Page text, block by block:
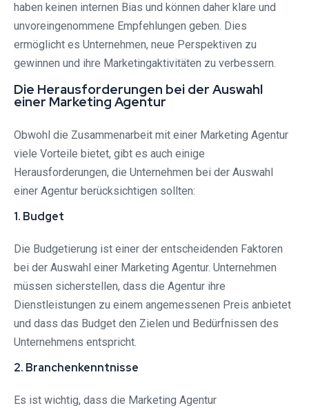
haben keinen internen Bias und können daher klare und
unvoreingenommene Empfehlungen geben. Dies
ermöglicht es Unternehmen, neue Perspektiven zu
gewinnen und ihre Marketingaktivitäten zu verbessern.
Die Herausforderungen bei der Auswahl
einer Marketing Agentur
Obwohl die Zusammenarbeit mit einer Marketing Agentur
viele Vorteile bietet, gibt es auch einige
Herausforderungen, die Unternehmen bei der Auswahl
einer Agentur berücksichtigen sollten:
1. Budget
Die Budgetierung ist einer der entscheidenden Faktoren
bei der Auswahl einer Marketing Agentur. Unternehmen
müssen sicherstellen, dass die Agentur ihre
Dienstleistungen zu einem angemessenen Preis anbietet
und dass das Budget den Zielen und Bedürfnissen des
Unternehmens entspricht.
2. Branchenkenntnisse
Es ist wichtig, dass die Marketing Agentur